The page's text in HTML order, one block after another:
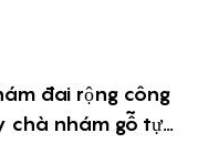
đai rộng công
chà nhám gỗ tự